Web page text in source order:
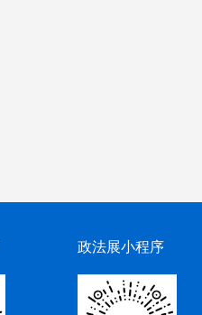
政法展小程序